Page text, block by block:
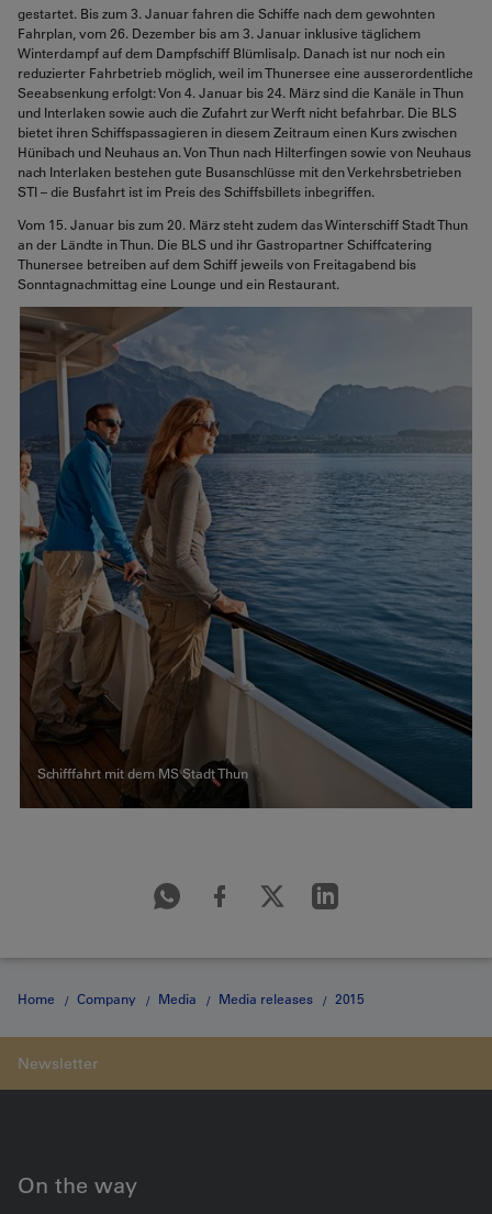
gestartet. Bis zum 3. Januar fahren die Schiffe nach dem gewohnten
Fahrplan, vom 26. Dezember bis am 3. Januar inklusive täglichem
Winterdampf auf dem Dampfschiff Blümlisalp. Danach ist nur noch ein
reduzierter Fahrbetrieb möglich, weil im Thunersee eine ausserordentliche
Seeabsenkung erfolgt: Von 4. Januar bis 24. März sind die Kanäle in Thun
und Interlaken sowie auch die Zufahrt zur Werft nicht befahrbar. Die BLS
bietet ihren Schiffspassagieren in diesem Zeitraum einen Kurs zwischen
Hünibach und Neuhaus an. Von Thun nach Hilterfingen sowie von Neuhaus
nach Interlaken bestehen gute Busanschlüsse mit den Verkehrsbetrieben
STI – die Busfahrt ist im Preis des Schiffsbillets inbegriffen.
Vom 15. Januar bis zum 20. März steht zudem das Winterschiff Stadt Thun
an der Ländte in Thun. Die BLS und ihr Gastropartner Schiffcatering
Thunersee betreiben auf dem Schiff jeweils von Freitagabend bis
Sonntagnachmittag eine Lounge und ein Restaurant.
Schifffahrt mit dem MS Stadt Thun
Home Company Media Media releases 2015
On the way